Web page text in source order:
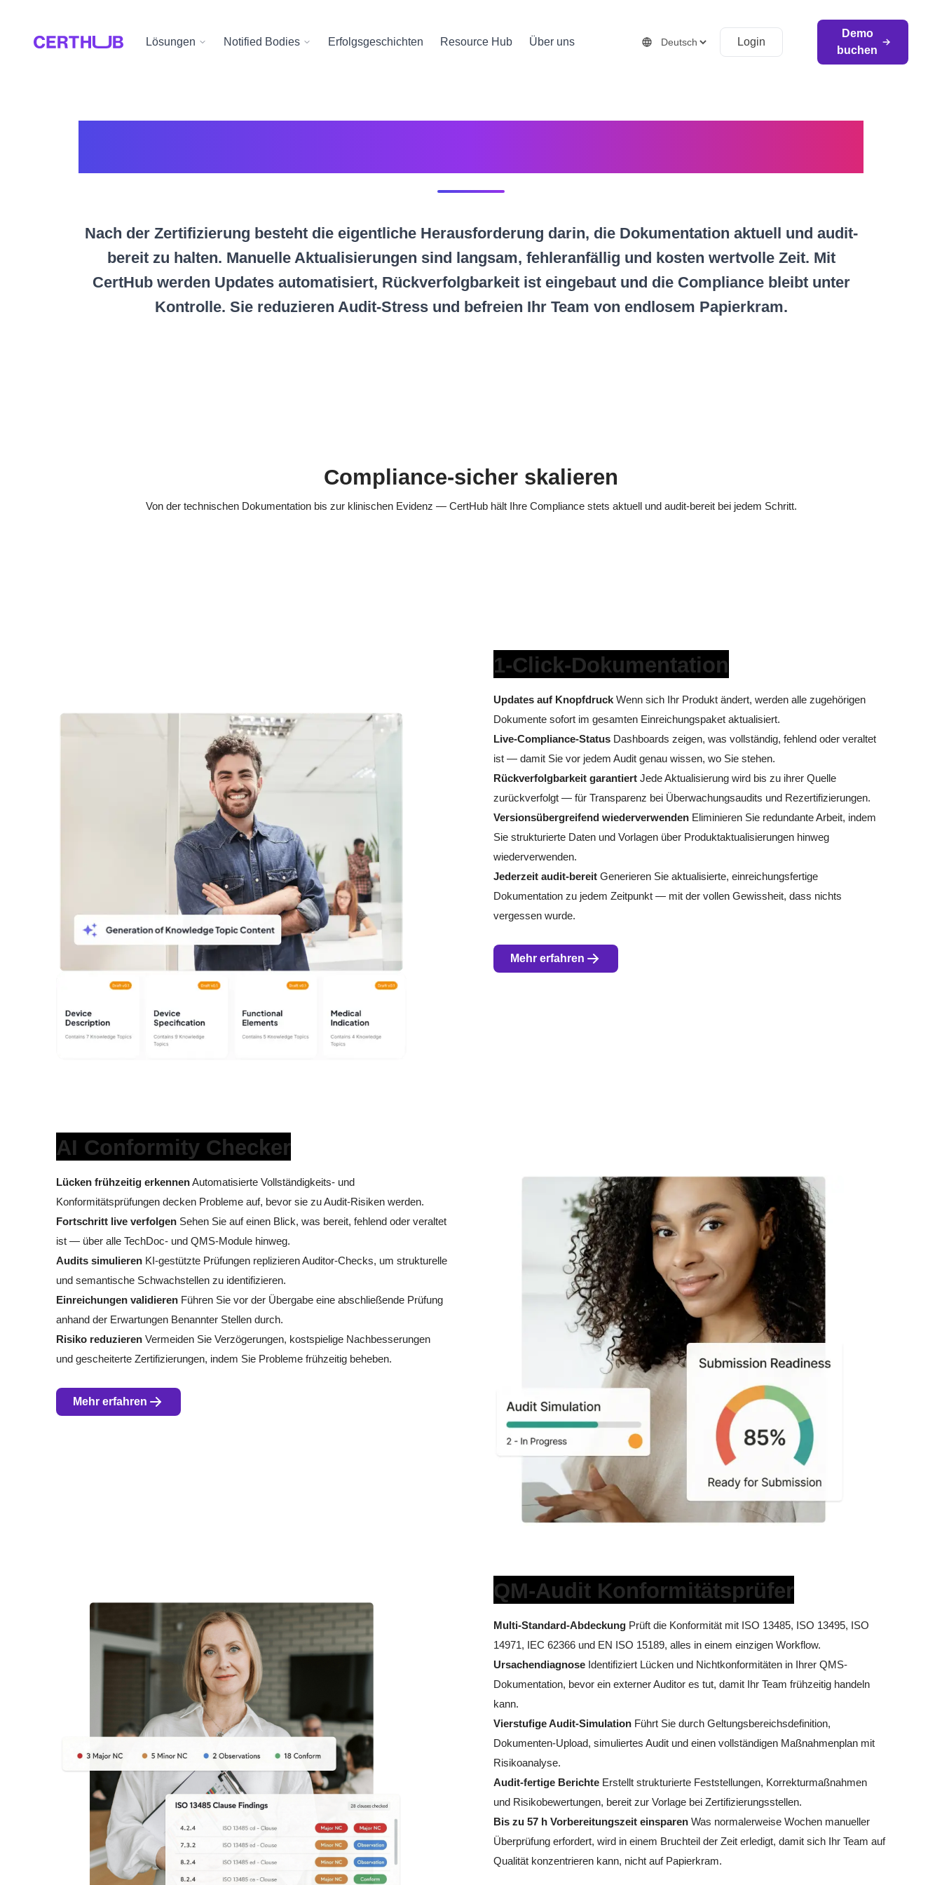
Lösungen Notified Bodies Erfolgsgeschichten Resource Hub Über uns Login
Demo
buchen
Nach der Zertifizierung besteht die eigentliche Herausforderung darin, die Dokumentation aktuell und audit-
bereit zu halten. Manuelle Aktualisierungen sind langsam, fehleranfällig und kosten wertvolle Zeit. Mit
CertHub werden Updates automatisiert, Rückverfolgbarkeit ist eingebaut und die Compliance bleibt unter
Kontrolle. Sie reduzieren Audit-Stress und befreien Ihr Team von endlosem Papierkram.
Compliance-sicher skalieren
Von der technischen Dokumentation bis zur klinischen Evidenz — CertHub hält Ihre Compliance stets aktuell und audit-bereit bei jedem Schritt.
1-Click-Dokumentation
Updates auf Knopfdruck Wenn sich Ihr Produkt ändert, werden alle zugehörigen
Dokumente sofort im gesamten Einreichungspaket aktualisiert.
Live-Compliance-Status Dashboards zeigen, was vollständig, fehlend oder veraltet
ist — damit Sie vor jedem Audit genau wissen, wo Sie stehen.
Rückverfolgbarkeit garantiert Jede Aktualisierung wird bis zu ihrer Quelle
zurückverfolgt — für Transparenz bei Überwachungsaudits und Rezertifizierungen.
Versionsübergreifend wiederverwenden Eliminieren Sie redundante Arbeit, indem
Sie strukturierte Daten und Vorlagen über Produktaktualisierungen hinweg
wiederverwenden.
Jederzeit audit-bereit Generieren Sie aktualisierte, einreichungsfertige
Dokumentation zu jedem Zeitpunkt — mit der vollen Gewissheit, dass nichts
vergessen wurde.
Mehr erfahren
AI Conformity Checker
Lücken frühzeitig erkennenAutomatisierte Vollständigkeits- und
Konformitätsprüfungen decken Probleme auf, bevor sie zu Audit-Risiken werden.
Fortschritt live verfolgen Sehen Sie auf einen Blick, was bereit, fehlend oder veraltet
ist — über alle TechDoc- und QMS-Module hinweg.
Audits simulieren KI-gestützte Prüfungen replizieren Auditor-Checks, um strukturelle
und semantische Schwachstellen zu identifizieren.
Einreichungen validieren Führen Sie vor der Übergabe eine abschließende Prüfung
anhand der Erwartungen Benannter Stellen durch.
Risiko reduzieren Vermeiden Sie Verzögerungen, kostspielige Nachbesserungen
und gescheiterte Zertifizierungen, indem Sie Probleme frühzeitig beheben.
Mehr erfahren
QM-Audit Konformitätsprüfer
Multi-Standard-Abdeckung Prüft die Konformität mit ISO 13485, ISO 13495, ISO
14971, IEC 62366 und EN ISO 15189, alles in einem einzigen Workflow.
Ursachendiagnose Identifiziert Lücken und Nichtkonformitäten in Ihrer QMS-
Dokumentation, bevor ein externer Auditor es tut, damit Ihr Team frühzeitig handeln
kann.
Vierstufige Audit-Simulation Führt Sie durch Geltungsbereichsdefinition,
Dokumenten-Upload, simuliertes Audit und einen vollständigen Maßnahmenplan mit
Risikoanalyse.
Audit-fertige Berichte Erstellt strukturierte Feststellungen, Korrekturmaßnahmen
und Risikobewertungen, bereit zur Vorlage bei Zertifizierungsstellen.
Bis zu 57 h Vorbereitungszeit einsparen Was normalerweise Wochen manueller
Überprüfung erfordert, wird in einem Bruchteil der Zeit erledigt, damit sich Ihr Team auf
Qualität konzentrieren kann, nicht auf Papierkram.